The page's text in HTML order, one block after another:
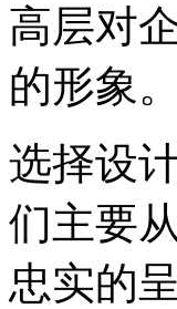
高层对
的形象。
选择设
们主要
忠实的